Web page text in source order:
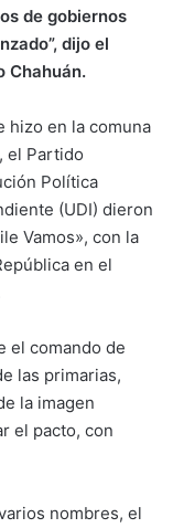
de gobiernos
dijo el
Chahuán.
hizo en la comuna
el Partido
Política
(UDI) dieron
Vamos», con la
en el
el comando de
las primarias,
la imagen
el pacto, con
nombres, el